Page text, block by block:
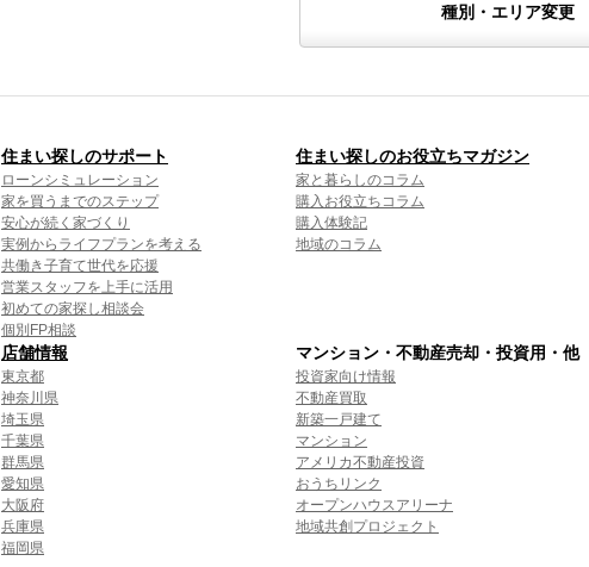
種別・エリア変更
住まい探しのサポート
ローンシミュレーション
家を買うまでのステップ
安心が続く家づくり
実例からライフプランを考える
共働き子育て世代を応援
営業スタッフを上手に活用
初めての家探し相談会
個別FP相談
住まい探しのお役立ちマガジン
家と暮らしのコラム
購入お役立ちコラム
購入体験記
地域のコラム
店舗情報
東京都
神奈川県
埼玉県
千葉県
群馬県
愛知県
大阪府
兵庫県
福岡県
マンション・不動産売却・投資用・他
投資家向け情報
不動産買取
新築一戸建て
マンション
アメリカ不動産投資
おうちリンク
オープンハウスアリーナ
地域共創プロジェクト